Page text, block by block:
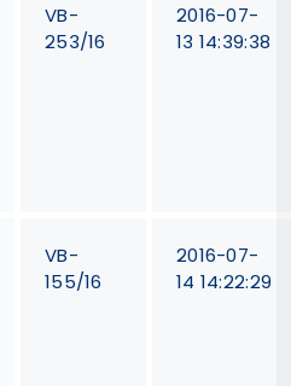
VB-
253/16
2016-07-
13 14:39:38
VB-
155/16
2016-07-
14 14:22:29